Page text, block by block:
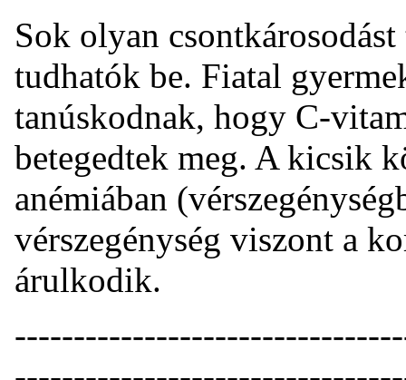
Sok olyan
tudhatók be. Fiatal
tanúskodnak, hogy C-
betegedtek meg. A kicsik
anémiában
vérszegénység viszont a
árulkodik.